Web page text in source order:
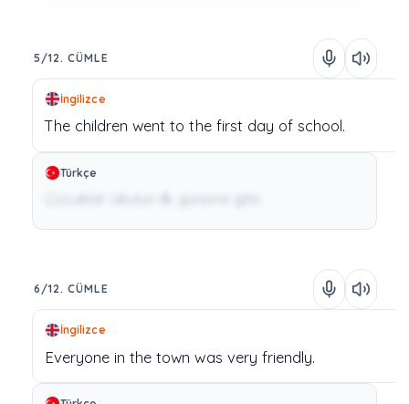
5/12. CÜMLE
İngilizce
The children went tothe first day of school.
Türkçe
6/12. CÜMLE
İngilizce
Everyone in the townwas very friendly.